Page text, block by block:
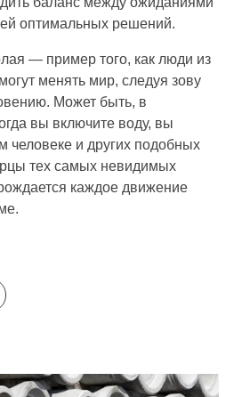
оптимальных решений.
— пример того, как люди из
менять мир, следуя зову
Может быть, в
вы включите воду, вы
человеке и других подобных
тех самых невидимых
каждое движение